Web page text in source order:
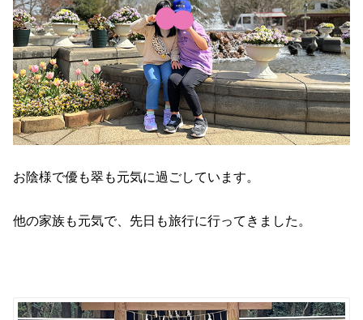
お陰様で優も翠も元気に過ごしています。
他の家族も元気で、先日も旅行に行ってきました。